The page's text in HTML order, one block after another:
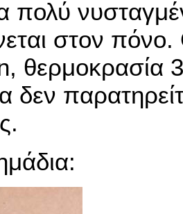
πολύ
στον
θερμοκρασία
δεν